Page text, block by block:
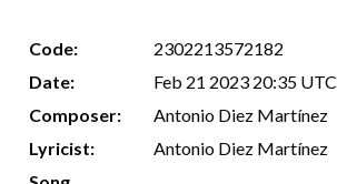
Code:
2302213572182
Date:
Feb 21 2023 20:35 UTC
Composer:
Antonio Diez Martínez
Lyricist:
Antonio Diez Martínez